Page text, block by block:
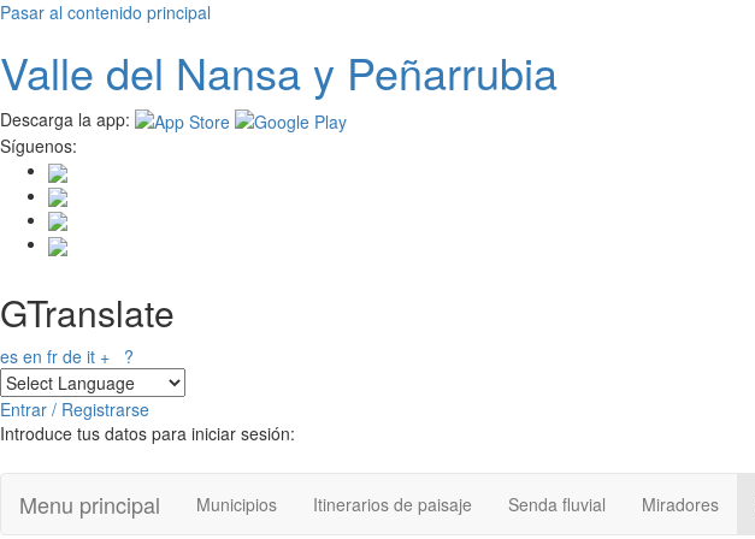
Pasar al contenido principal
Valle del Nansay Peñarrubia
Descarga la app:
Síguenos:
GTranslate
es en fr de it + ?
Entrar / Registrarse
Introduce tus datos para iniciar sesión:
Menu principal Municipios Itinerarios de paisaje Senda fluvial Miradores